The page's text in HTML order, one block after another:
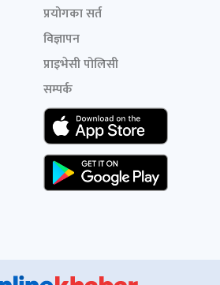
प्रयोगका सर्त
विज्ञापन
प्राइभेसी पोलिसी
सम्पर्क